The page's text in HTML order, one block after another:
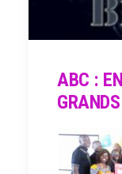
ABC :
GRANDS